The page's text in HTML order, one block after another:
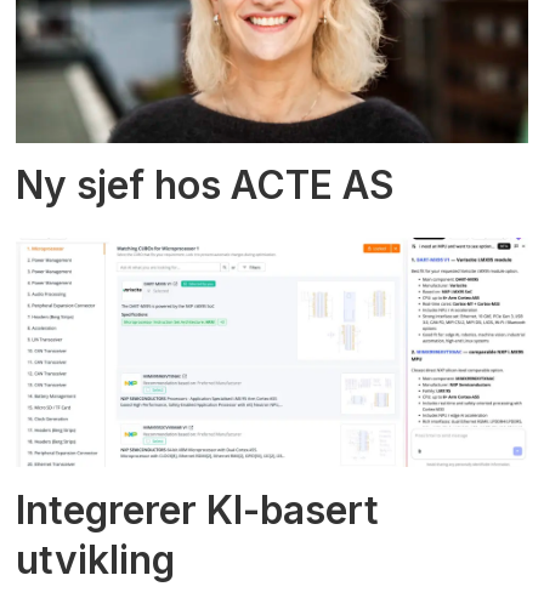
Ny sjef hos ACTE AS
Integrerer KI-basert
utvikling